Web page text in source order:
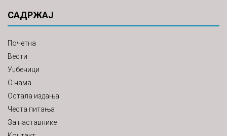
САДРЖАЈ
Почетна
Вести
Уџбеници
О нама
Остала издања
Честа питања
За наставнике